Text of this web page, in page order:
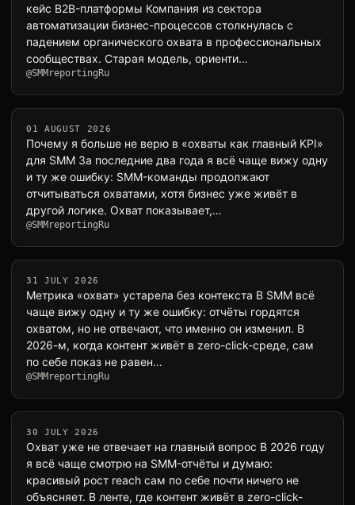
кейс B2B-платформы Компания из сектора
автоматизации бизнес-процессов столкнулась с
падением органического охвата в профессиональных
сообществах. Старая модель, ориенти…
@SMMreportingRu
01 AUGUST 2026
Почему я больше не верю в «охваты как главный KPI»
для SMM За последние два года я всё чаще вижу одну
и ту же ошибку: SMM-команды продолжают
отчитываться охватами, хотя бизнес уже живёт в
другой логике. Охват показывает,…
@SMMreportingRu
31 JULY 2026
Метрика «охват» устарела без контекста В SMM всё
чаще вижу одну и ту же ошибку: отчёты гордятся
охватом, но не отвечают, что именно он изменил. В
2026-м, когда контент живёт в zero-click-среде, сам
по себе показ не равен…
@SMMreportingRu
30 JULY 2026
Охват уже не отвечает на главный вопрос В 2026 году
я всё чаще смотрю на SMM-отчёты и думаю:
красивый рост reach сам по себе почти ничего не
объясняет. В ленте, где контент живёт в zero-click-